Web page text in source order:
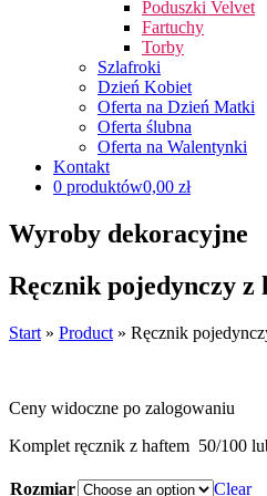
Poduszki Velvet
Fartuchy
Torby
Szlafroki
Dzień Kobiet
Oferta na Dzień Matki
Oferta ślubna
Oferta na Walentynki
Kontakt
0 produktów0,00 zł
Wyroby dekoracyjne
Ręcznik pojedynczy
Start » Product » Ręcznik
Ceny widoczne po zalogowaniu
Komplet ręcznik z haftem 50/100
Rozmiar Clear